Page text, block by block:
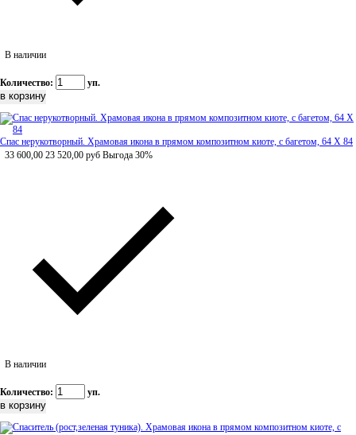
В наличии
Количество: уп.
Спас нерукотворный. Храмовая икона в прямом композитном киоте, с багетом, 64 Х 84
33 600,00 23 520,00 руб Выгода 30%
В наличии
Количество: уп.